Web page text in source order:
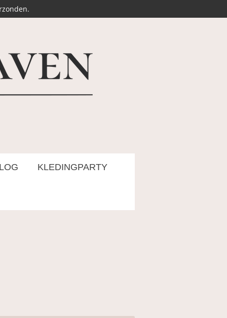
KLEDINGPARTY